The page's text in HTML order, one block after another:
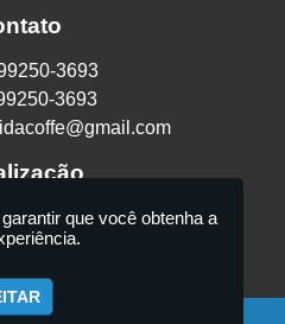
3693
3693
- Vila Maria Alta - São
02130-080
que você obtenha a